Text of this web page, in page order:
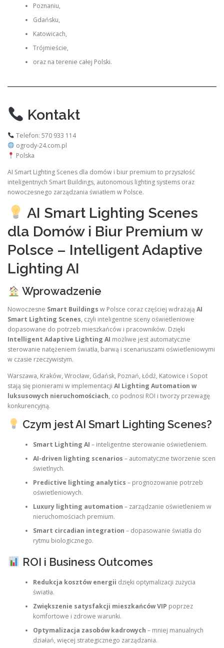
Poznaniu,
Gdańsku,
Katowicach,
Trójmieście,
oraz na terenie całej Polski.
Kontakt
Telefon: 570 933 114
ogrody-24.com.pl
Polska
AI Smart Lighting Scenes dla domów i biur premium to przyszłość
inteligentnych Smart Buildings, autonomous lighting systems oraz
nowoczesnego zarządzania światłem w Polsce.
AI Smart Lighting Scenes
dla Domów i Biur Premium w
Polsce – Intelligent Adaptive
Lighting AI
Wprowadzenie
Nowoczesne Smart Buildings w Polsce coraz częściej wdrażają AI
Smart Lighting Scenes, czyli inteligentne sceny oświetleniowe
dopasowane do potrzeb mieszkańców i pracowników. Dzięki
Intelligent Adaptive Lighting AI możliwe jest automatyczne
sterowanie natężeniem światła, barwą i scenariuszami oświetleniowymi
w czasie rzeczywistym.
Warszawa, Kraków, Wrocław, Gdańsk, Poznań, Łódź, Katowice i Sopot
stają się pionierami w implementacji AI Lighting Automation w
luksusowych nieruchomościach, co podnosi ROI i tworzy przewagę
konkurencyjną.
Czym jest AI Smart Lighting Scenes?
Smart Lighting AI – inteligentne sterowanie oświetleniem.
AI-driven lighting scenarios – automatyczne tworzenie scen
świetlnych.
Predictive lighting analytics – prognozowanie potrzeb
oświetleniowych.
Luxury lighting automation – zarządzanie oświetleniem w
nieruchomościach premium.
Smart circadian integration – dopasowanie światła do
rytmu biologicznego.
ROI i Business Outcomes
Redukcja kosztów energii dzięki optymalizacji zużycia
światła.
Zwiększenie satysfakcji mieszkańców VIP poprzez
komfortowe i zdrowe warunki.
Optymalizacja zasobów kadrowych – mniej manualnych
działań, więcej strategicznego zarządzania.